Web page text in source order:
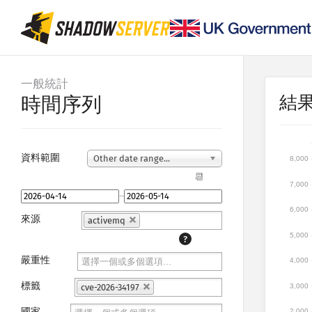
一般統計
時間序列
資料範圍 Other date range...
📆
–
來源
activemq
?
嚴重性
標籤 cve-2026-34197
結
3,000
4,000
5,000
6,000
7,000
8,000